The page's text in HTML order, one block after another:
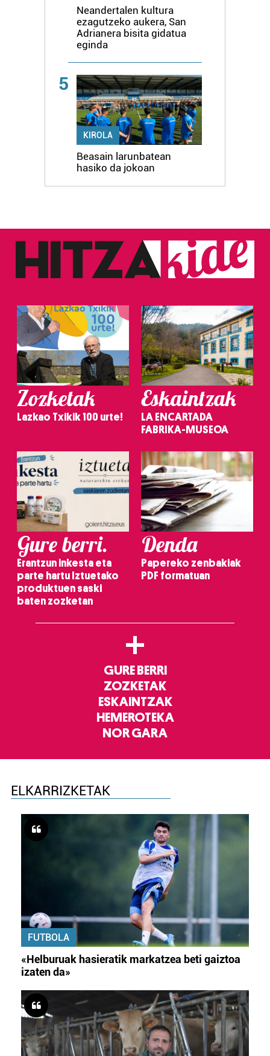
Neandertalen kultura
ezagutzeko aukera, San
Adrianera bisita gidatua
eginda
5
KIROLA
Beasain larunbatean
hasiko da jokoan
Zozketak
Lazkao Txikik 100 urte!
Eskaintzak
LA ENCARTADA
FABRIKA-MUSEOA
Gure berri.
Erantzun inkesta eta
parte hartu Iztuetako
produktuen saski
baten zozketan
Denda
Papereko zenbakiak
PDF formatuan
+
GURE BERRI
ZOZKETAK
ESKAINTZAK
HEMEROTEKA
NOR GARA
ELKARRIZKETAK
FUTBOLA
«Helburuak hasieratik markatzea beti gaiztoa
izaten da»